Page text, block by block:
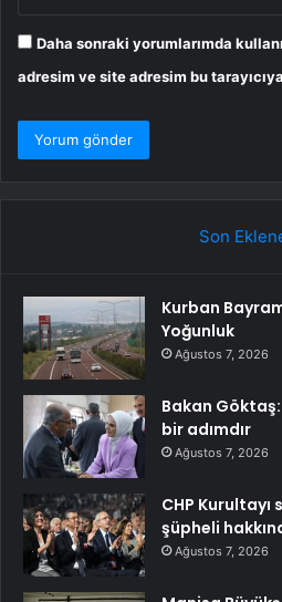
Daha sonraki yorumlarımda
adresim ve site adresim bu
Son
Kurban
Yoğunluk
Ağustos 7, 2026
Bakan
bir adımdır
Ağustos 7, 2026
CHP Kurultayı
şüpheli
Ağustos 7, 2026